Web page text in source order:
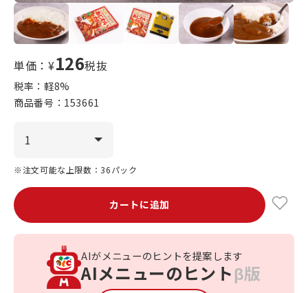
単価：¥126税抜
税率：軽8%
商品番号： 153661
※注文可能な上限数：36パック
カートに追加
AIがメニューのヒントを提案します
AIメニューのヒントβ版